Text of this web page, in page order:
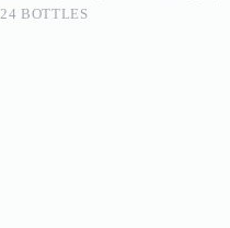
24 BOTTLES